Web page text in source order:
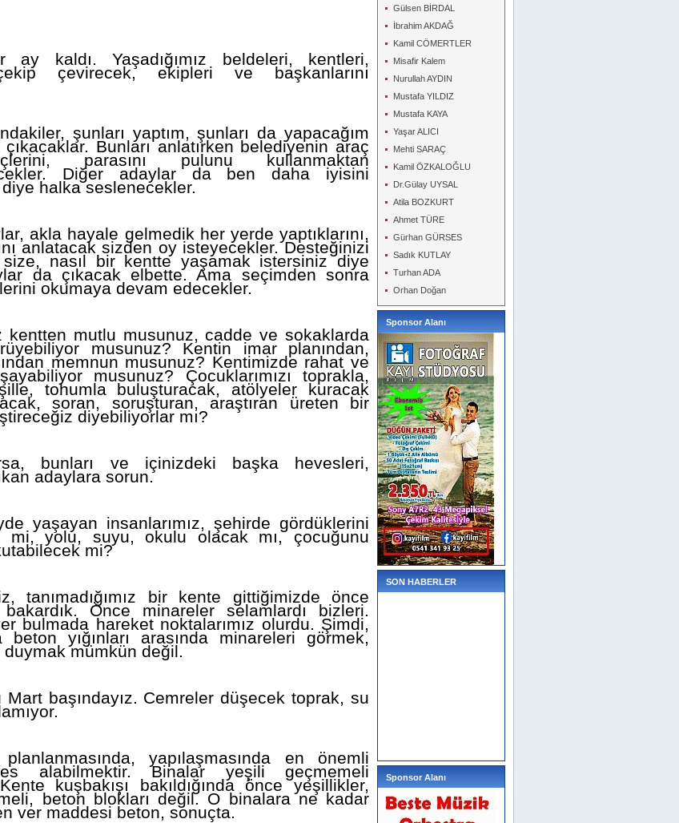
ay kaldı. Yaşadığımız beldeleri, kentleri,
çevirecek, ekipleri ve başkanlarını
şunları yaptım, şunları da yapacağım
Bunları anlatırken belediyenin araç
parasını pulunu kullanmaktan
Diğer adaylar da ben daha iyisini
halka seslenecekler.
akla hayale gelmedik her yerde yaptıklarını,
anlatacak sizden oy isteyecekler. Desteğinizi
nasıl bir kentte yaşamak istersiniz diye
da çıkacak elbette. Ama seçimden sonra
okumaya devam edecekler.
kentten mutlu musunuz, cadde ve sokaklarda
musunuz? Kentin imar planından,
memnun musunuz? Kentimizde rahat ve
musunuz? Çocuklarımızı toprakla,
tohumla buluşturacak, atölyeler kuracak
soran, soruşturan, araştıran üreten bir
diyebiliyorlar mı?
bunları ve içinizdeki başka hevesleri,
adaylara sorun.
yaşayan insanlarımız, şehirde gördüklerini
mi, yolu, suyu, okulu olacak mı, çocuğunu
mi?
tanımadığımız bir kente gittiğimizde önce
Önce minareler selamlardı bizleri.
bulmada hareket noktalarımız olurdu. Şimdi,
yığınları arasında minareleri görmek,
mümkün değil.
Mart başındayız. Cemreler düşecek toprak, su
yapılaşmasında en önemli
alabilmektir. Binalar yeşili geçmemeli
kuşbakışı bakıldığında önce yeşillikler,
beton blokları değil. O binalara ne kadar
ver maddesi beton, sonuçta.
Gülsen BİRDAL
İbrahim AKDAĞ
Kamil CÖMERTLER
Misafir Kalem
Nurullah AYDIN
Mustafa YILDIZ
Mustafa KAYA
Yaşar ALICI
Mehti SARAÇ
Kamil ÖZKALOĞLU
Dr.Gülay UYSAL
Atila BOZKURT
Ahmet TÜRE
Gürhan GÜRSES
Sadık KUTLAY
Turhan ADA
Orhan Doğan
Sponsor Alanı
SON HABERLER
Sponsor Alanı